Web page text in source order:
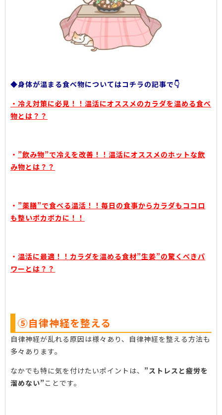
◆身体が温まる食べ物についてはコチラの記事で👇
・ 冷え対策に必見！！温活にオススメのカラダを温める食べ
物とは？？
・ ”飲み物”で冷えを改善！！温活にオススメのホットな飲
み物とは？？
・ ”薬膳”で食べる温活！！毎日の食事からカラダもココロ
も整いポカポカに！！
・ 温活に最適！！カラダを温める食材”生姜”の驚くべきパ
ワーとは？？
⑤自律神経を整える
自律神経が乱れる原因は様々あり、自律神経を整える方法も
多々あります。
なかでも特に気を付けたいポイントは、 ”ストレスと疲労を
溜めない”ことです。